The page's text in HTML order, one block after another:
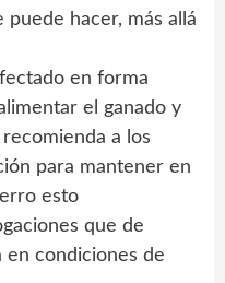
puede hacer, más allá
en forma
el ganado y
a los
para mantener en
esto
que de
condiciones de